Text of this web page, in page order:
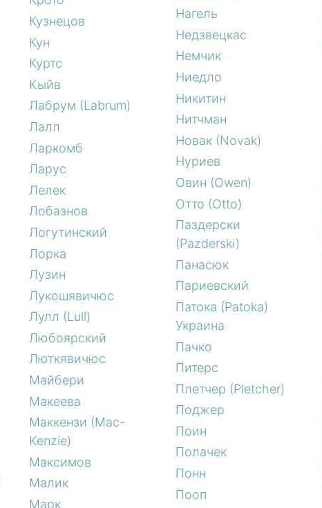
Кузнецов
Кун
Куртс
Кыйв
Лабрум (Labrum)
Лалл
Ларкомб
Ларус
Лелек
Лобазнов
Логутинский
Лорка
Лузин
Лукошявичюс
Лулл (Lull)
Любоярский
Люткявичюс
Майбери
Макеева
Маккензи (Mac-
Kenzie)
Максимов
Малик
Марк
Нагель
Недзвецкас
Немчик
Ниедло
Никитин
Нитчман
Новак (Novak)
Нуриев
Овин (Owen)
Отто (Otto)
Паздерски
(Pazderski)
Панасюк
Париевский
Патока (Patoka)
Украина
Пачко
Питерс
Плетчер (Pletcher)
Поджер
Поин
Полачек
Понн
Пооп